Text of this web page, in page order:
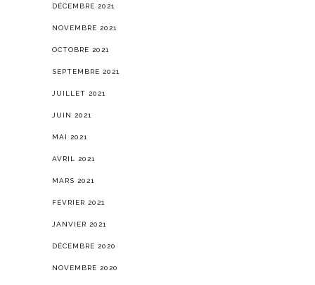
DÉCEMBRE 2021
NOVEMBRE 2021
OCTOBRE 2021
SEPTEMBRE 2021
JUILLET 2021
JUIN 2021
MAI 2021
AVRIL 2021
MARS 2021
FÉVRIER 2021
JANVIER 2021
DÉCEMBRE 2020
NOVEMBRE 2020